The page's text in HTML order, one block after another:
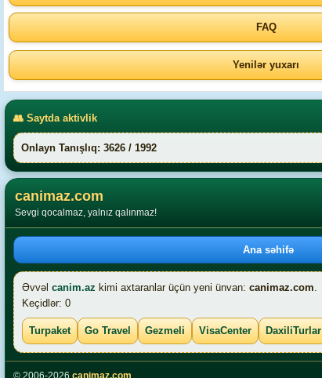
FAQ
Yenilər yuxarı
👥 Saytda aktivlik
Onlayn Tanışlıq: 3626 / 1992
canimaz.com
Sevgi qocalmaz, yalnız qalınmaz!
Ana səhifə
Əvvəl canim.az kimi axtaranlar üçün yeni ünvan: canimaz.com.
Keçidlər: 0
Turpaket Go Travel Gezmeli VisaCenter DaxiliTurlar
© 2006-2026 canimaz.com